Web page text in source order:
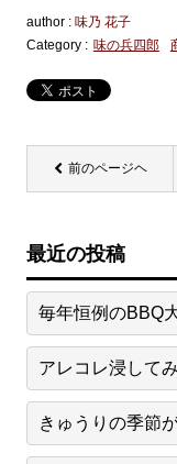
author : 味乃 花子
Category : 味の兵四郎
前のページヘ
最近の投稿
毎年恒例のBBQ
アレコレ浸して
きゅうりの季節